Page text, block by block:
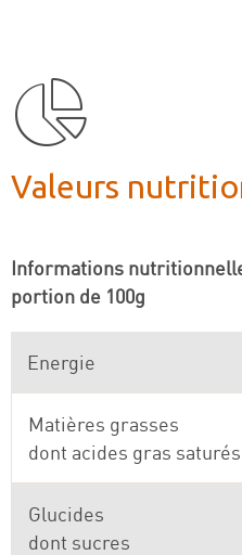
Valeurs
Informations
portion de 100g
Energie
Matières grasses
dont acides gras saturés
Glucides
dont sucres